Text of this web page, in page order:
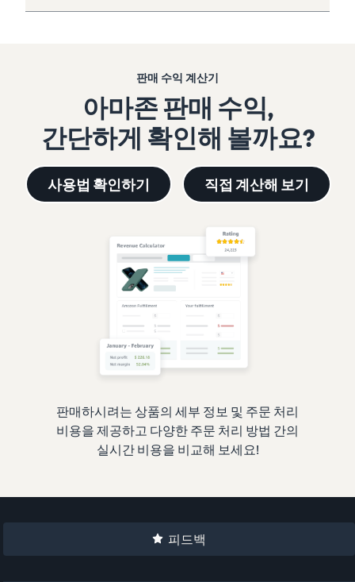
판매 수익 계산기
아마존 판매 수익,
간단하게 확인해 볼까요?
사용법 확인하기 직접 계산해 보기
판매하시려는 상품의 세부 정보 및 주문 처리
비용을 제공하고 다양한 주문 처리 방법 간의
실시간 비용을 비교해 보세요!
피드백